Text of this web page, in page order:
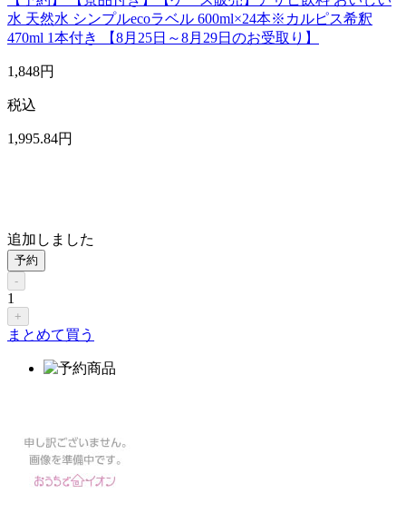
水 天然水 シンプルecoラベル 600ml×24本※カルピス希釈
470ml 1本付き 【8月25日～8月29日のお受取り】
1,848円
税込
1,995.84円
追加しました
予約
-
1
+
まとめて買う